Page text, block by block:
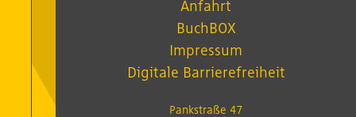
Anfahrt
BuchBOX
Impressum
Digitale Barrierefreiheit
Pankstraße 47